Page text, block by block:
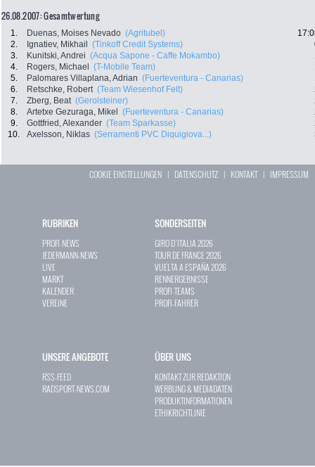
26.08.2007: Gesamtwertung
1. Duenas, Moises Nevado (Agritubel)
2.
Ignatiev, Mikhail (Tinkoff Credit Systems)
3.
Kunitski, Andrei (Acqua Sapone - Caffe Mokambo)
4.
Rogers, Michael (T-Mobile Team)
5.
Palomares Villaplana, Adrian (Fuerteventura - Canarias)
6.
Retschke, Robert (Team Wiesenhof Felt)
7.
Zberg, Beat (Gerolsteiner)
8.
Artetxe Gezuraga, Mikel (Fuerteventura - Canarias)
9.
Gottfried, Alexander (Team Sparkasse)
10.
Axelsson, Niklas (Serramenti PVC Diquigiova...)
COOKIE EINSTELLUNGEN | DATENSCHUTZ | KONTAKT| IMPRESSUM
RUBRIKEN
PROFI-NEWS
JEDERMANN-NEWS
LIVE
MARKT
KALENDER
VEREINE
SONDERSEITEN
GIRO D`ITALIA 2026
TOUR DE FRANCE 2026
VUELTA A ESPAÑA 2026
RENNERGEBNISSE
PROFI-TEAMS
PROFI-FAHRER
UNSERE ANGEBOTE
RSS-FEED
RADSPORT-NEWS.COM
ÜBER UNS
KONTAKT ZUR REDAKTION
WERBUNG & MEDIADATEN
PRODUKTINFORMATIONEN
ETHIKRICHTLINIE